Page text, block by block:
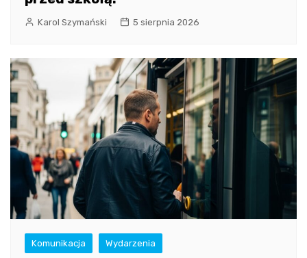
Karol Szymański 5 sierpnia 2026
Komunikacja Wydarzenia